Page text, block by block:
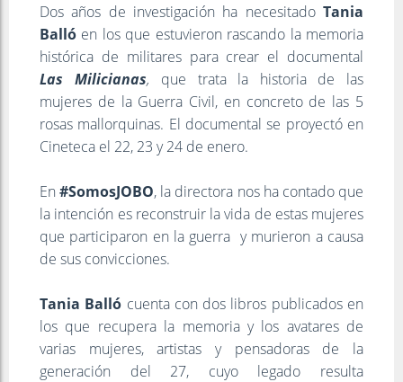
Dos años de investigación ha necesitado Tania
Balló en los que estuvieron rascando la memoria
histórica de militares para crear el documental
Las Milicianas, que trata la historia de las
mujeres de la Guerra Civil, en concreto de las 5
rosas mallorquinas. El documental se proyectó en
Cineteca el 22, 23 y 24 de enero.
En#SomosJOBO, la directora nos ha contado que
la intención es reconstruir la vida de estas mujeres
que participaron en la guerra y murieron a causa
de sus convicciones.
Tania Balló cuenta con dos libros publicados en
los que recupera la memoria y los avatares de
varias mujeres, artistas y pensadoras de la
generación del 27, cuyo legado resulta